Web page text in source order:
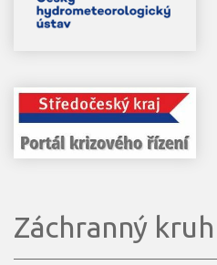
Záchranný kruh